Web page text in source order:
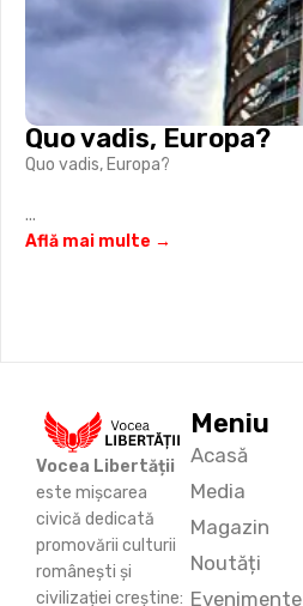
Quo vadis, Europa?
Quo vadis, Europa?
...
Află mai multe →
Vocea Libertății
este mișcarea
civică dedicată
promovării culturii
românești și
civilizației creștine:
Meniu
Acasă
Media
Magazin
Noutăți
Evenimente